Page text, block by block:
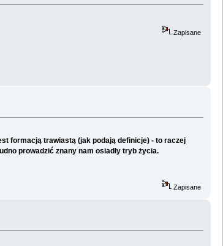
Zapisane
formacją trawiastą (jak podają definicje) - to raczej
prowadzić znany nam osiadły tryb życia.
Zapisane